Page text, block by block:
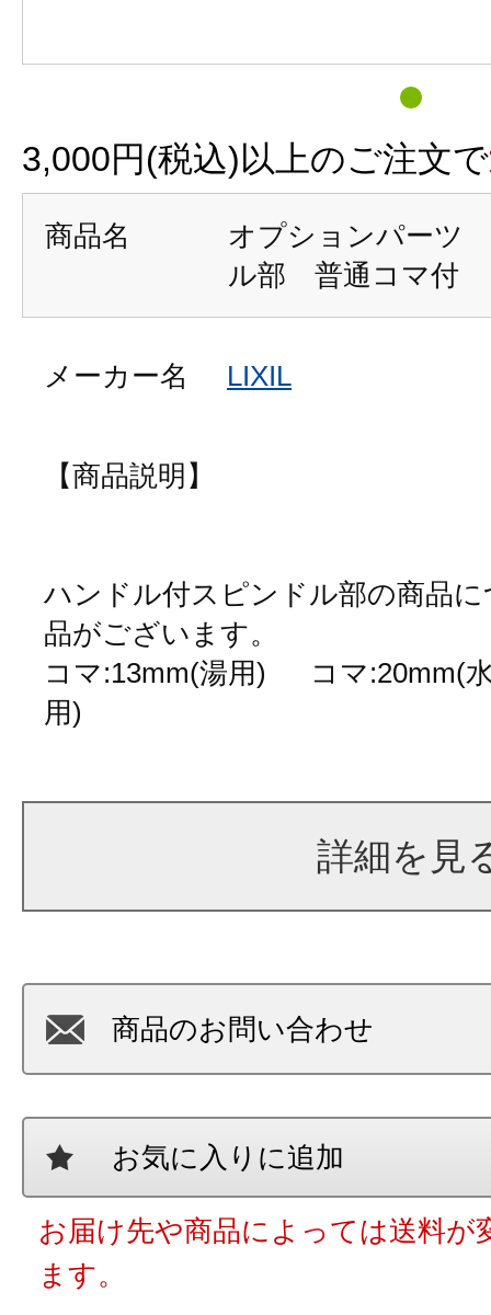
3,000円(税込)以上のご注文で
商品名
オプションパーツ
ル部 普通コマ付
メーカー名 LIXIL
【商品説明】
ハンドル付スピンドル部の商品
品がございます。
コマ:13mm(湯用) コマ:20mm(
用)
詳細を見
商品のお問い合わせ
お気に入りに追加
お届け先や商品によっては送料が
ます。